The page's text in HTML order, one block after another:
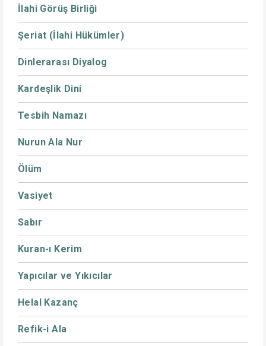
İlahi Görüş Birliği
Şeriat (İlahi Hükümler)
Dinlerarası Diyalog
Kardeşlik Dini
Tesbih Namazı
Nurun Ala Nur
Ölüm
Vasiyet
Sabır
Kuran-ı Kerim
Yapıcılar ve Yıkıcılar
Helal Kazanç
Refik-i Ala